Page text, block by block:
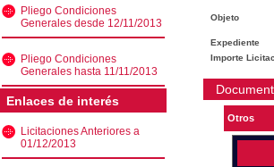
Pliego Condiciones
Generales desde 12/11/2013
Pliego Condiciones
Generales hasta 11/11/2013
Enlaces de interés
Licitaciones Anteriores a
01/12/2013
Objeto
Expediente
Importe
Otros